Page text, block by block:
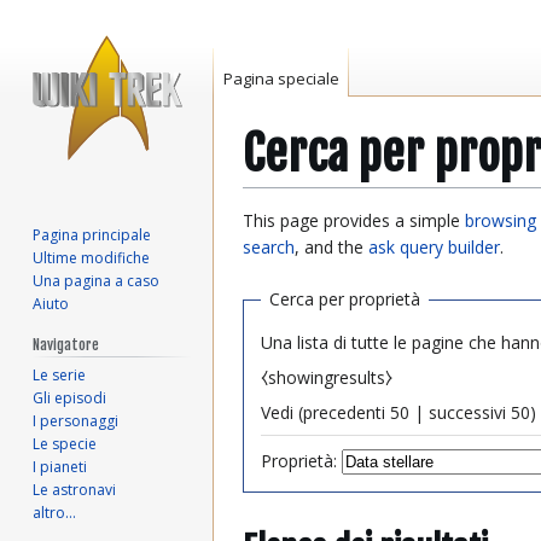
Cerca per
Vai
alla
Vai
alla
This page provides a simple
search, and the ask query builder.
Cerca per proprietà
Una lista di tutte le pagine che
⧼showingresults⧽
Vedi (precedenti 50 | successivi 50)
Proprietà:
Pagina speciale
Pagina principale
Ultime modifiche
Una pagina a caso
Aiuto
Navigatore
Le serie
Gli episodi
I personaggi
Le specie
I pianeti
Le astronavi
altro…